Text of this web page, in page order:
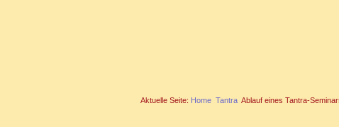
Aktuelle Seite: Home Tantra Ablauf eines Tantra-